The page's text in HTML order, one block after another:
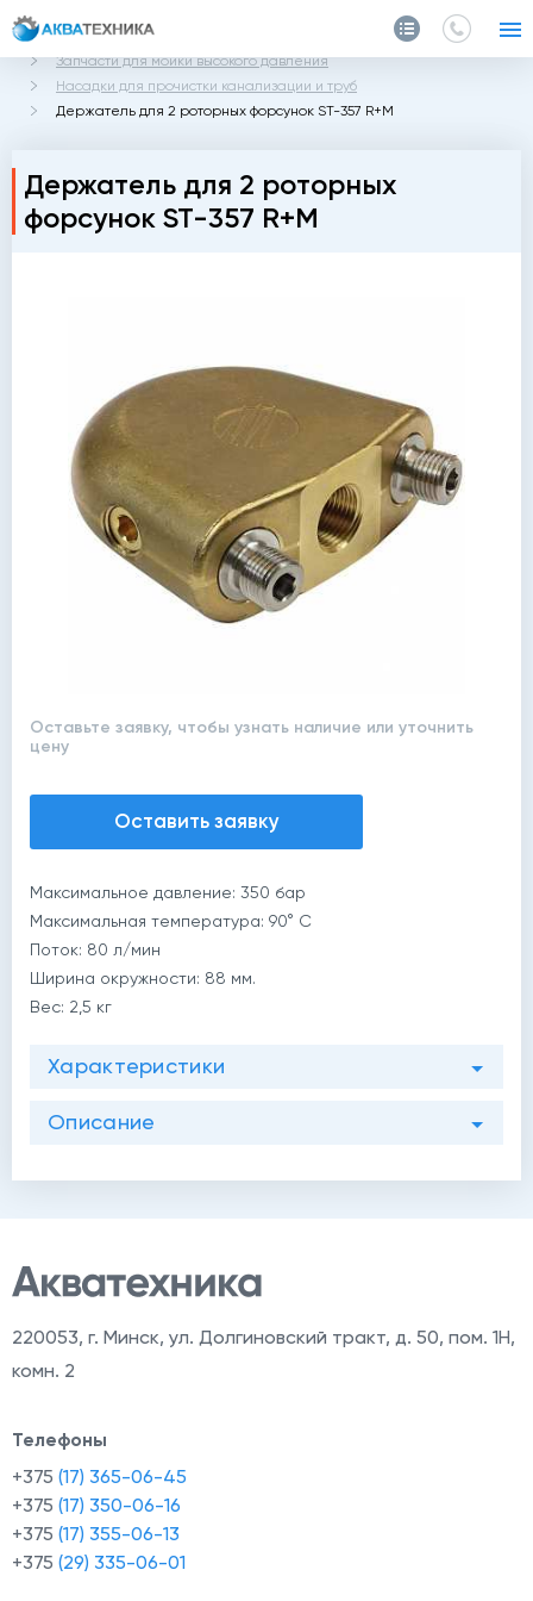
Главная Каталог
Запчасти для мойки высокого давления
Насадки для прочистки канализации и труб
Держатель для 2 роторных форсунок ST-357 R+M
Держатель для 2 роторных
форсунок ST-357 R+M
Оставьте заявку, чтобы узнать наличие или уточнить
цену
Оставить заявку
Максимальное давление: 350 бар
Максимальная температура: 90° C
Поток: 80 л/мин
Ширина окружности: 88 мм.
Вес: 2,5 кг
Характеристики
Описание
220053, г. Минск, ул. Долгиновский тракт, д. 50, пом. 1Н,
комн. 2
Телефоны
+375 (17) 365-06-45
+375 (17) 350-06-16
+375 (17) 355-06-13
+375 (29) 335-06-01